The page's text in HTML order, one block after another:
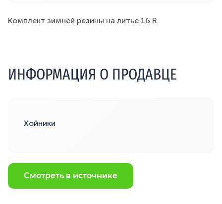
Комплект зимней резины на литье 16 R.
ИНФОРМАЦИЯ О ПРОДАВЦЕ
Хойники
Смотреть в источнике